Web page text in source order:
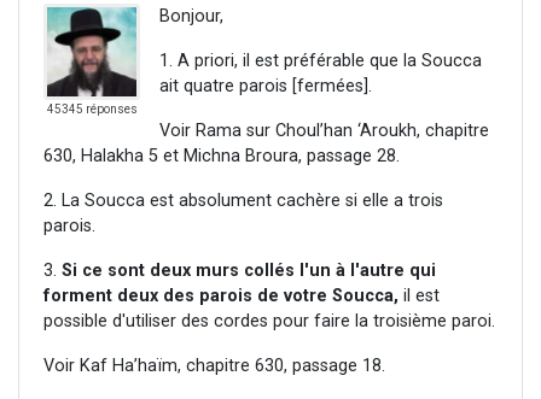
45345 réponses
Bonjour,
1. A priori, il est préférable que la Soucca
ait quatre parois [fermées].
Voir Rama sur Choul’han ‘Aroukh, chapitre
630, Halakha 5 et Michna Broura, passage 28.
2. La Soucca est absolument cachère si elle a trois
parois.
3. Si ce sont deux murs collés l'un à l'autre qui
forment deux des parois de votre Soucca, il est
possible d'utiliser des cordes pour faire la troisième paroi.
Voir Kaf Ha’haïm, chapitre 630, passage 18.